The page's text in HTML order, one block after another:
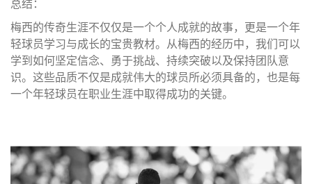
总结：
梅西的传奇生涯不仅仅是一个个人成就的故事，更是一个年
轻球员学习与成长的宝贵教材。从梅西的经历中，我们可以
学到如何坚定信念、勇于挑战、持续突破以及保持团队意
识。这些品质不仅是成就伟大的球员所必须具备的，也是每
一个年轻球员在职业生涯中取得成功的关键。